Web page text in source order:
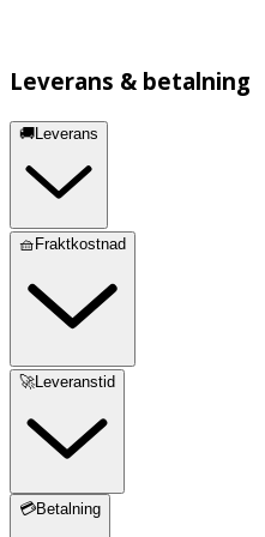
Leverans & betalning
🚚Leverans
🧺Fraktkostnad
🚀Leveranstid
💳Betalning